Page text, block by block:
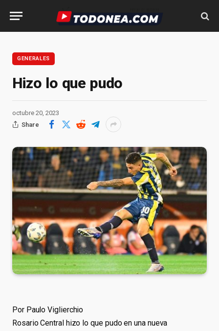
GENERALES
Hizo lo que pudo
octubre 20, 2023
Share
Por Paulo Viglierchio
Rosario Central hizo lo que pudo en una nueva